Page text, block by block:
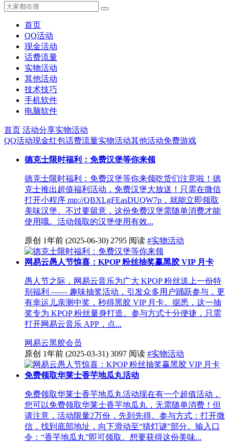
首页
QQ活动
现金活动
话费流量
实物活动
其他活动
技术技巧
手机软件
电脑软件
首页 活动分享实物活动
QQ活动现金红包话费流量实物活动其他活动免费游戏
德克士限时福利：免费汉堡等你来领
德克士限时福利：免费汉堡等你来领吃货们注意啦！德
克士推出超值福利活动，免费汉堡大放送！只需在微信
打开小程序 mp://QBXLgFEasDUQW7p，就能立即领取
美味汉堡。不过要留意，这份免费汉堡需随单消费才能
使用哦。活动领取的汉堡使用有效...
原创 1年前 (2025-06-30) 2795 阅读 #实物活动
网易云愚人节惊喜：KPOP 粉丝抽奖赢黑胶 VIP 月卡
愚人节之际，网易云音乐为广大 KPOP 粉丝送上一份特
别福利 —— 趣味抽奖活动，引发众多用户踊跃参与，更
有幸运儿亲测中奖，秒得黑胶 VIP 月卡。据悉，这一抽
奖专为 KPOP 粉丝量身打造。参与方式十分便捷，只需
打开网易云音乐 APP，点...
网易云黑胶会员
原创 1年前 (2025-03-31) 3097 阅读 #实物活动
免费领取华莱士香芋地瓜丸活动
免费领取华莱士香芋地瓜丸活动现在有一个超值活动，
您可以免费领取华莱士香芋地瓜丸，无需随单消费！但
请注意，活动限量2万份，先到先得。参与方式：打开微
信，找到底部地址，向下滑动至“猜灯谜”部分。输入口
令：“香芋地瓜丸”即可领取。想要获得这份美味...